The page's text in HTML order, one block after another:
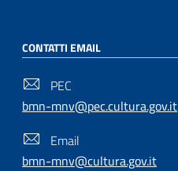
CONTATTI EMAIL
PEC
bmn-mnv@pec.cultura.gov.it
Email
bmn-mnv@cultura.gov.it